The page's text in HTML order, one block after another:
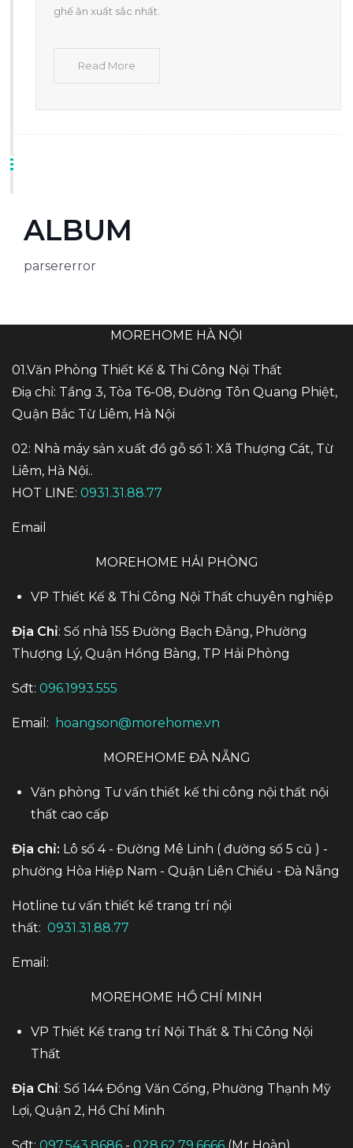
ghế ăn xuất sắc nhất.
Read More
ALBUM
parsererror
MOREHOME HÀ NỘI
01.Văn Phòng Thiết Kế & Thi Công Nội Thất
Điạ chỉ: Tầng 3, Tòa T6-08, Đường Tôn Quang Phiệt,
Quận Bắc Từ Liêm, Hà Nội
02: Nhà máy sản xuất đồ gỗ số 1: Xã Thượng Cát, Từ
Liêm, Hà Nội..
HOT LINE: 0931.31.88.77
Email
MOREHOME HẢI PHÒNG
VP Thiết Kế & Thi Công Nội Thất chuyên nghiệp
Địa Chỉ: Số nhà 155 Đường Bạch Đằng, Phường
Thượng Lý, Quận Hồng Bàng, TP Hải Phòng
Sđt: 096.1993.555
Email: hoangson@morehome.vn
MOREHOME ĐÀ NẴNG
Văn phòng Tư vấn thiết kế thi công nội thất nội
thất cao cấp
Địa chỉ: Lô số 4 - Đường Mê Linh ( đường số 5 cũ ) -
phường Hòa Hiệp Nam - Quận Liên Chiểu - Đà Nẵng
Hotline tư vấn thiết kế trang trí nội
thất: 0931.31.88.77
Email:
MOREHOME HỒ CHÍ MINH
VP Thiết Kế trang trí Nội Thất & Thi Công Nội
Thất
Địa Chỉ: Số 144 Đồng Văn Cống, Phường Thạnh Mỹ
Lợi, Quận 2, Hồ Chí Minh
Sđt: 097.543.8686 - 028.62.79.6666 (Mr Hoàn)